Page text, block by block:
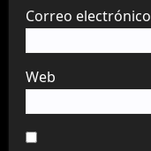
Correo electrónico
Web